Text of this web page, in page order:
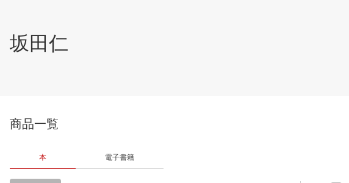
坂田仁
商品一覧
本 電子書籍